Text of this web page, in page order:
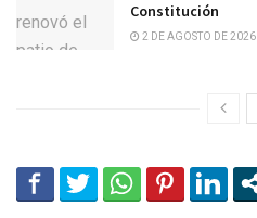
Constitución
2 DE AGOSTO DE 2026